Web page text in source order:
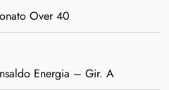
Over 40
Energia – Gir. A